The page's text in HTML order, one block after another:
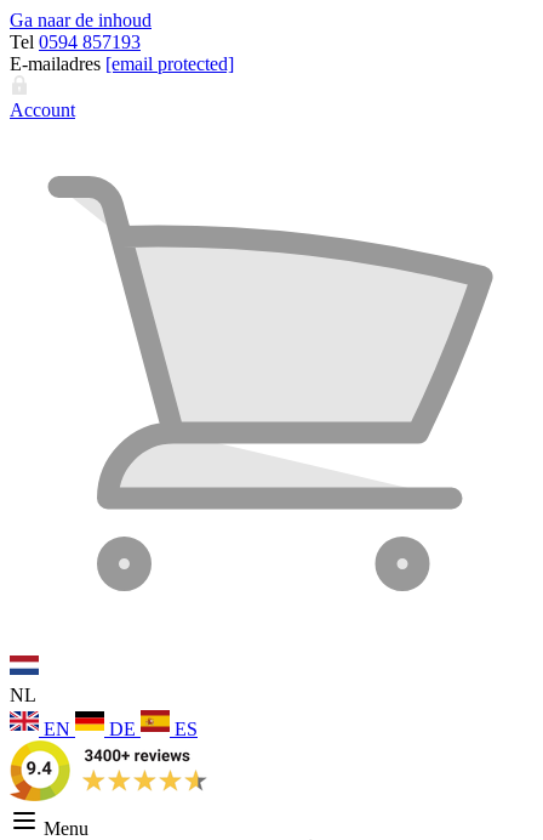
Ga naar de inhoud
Tel 0594 857193
E-mailadres [email protected]
Account
NL
EN
DE ES
Menu